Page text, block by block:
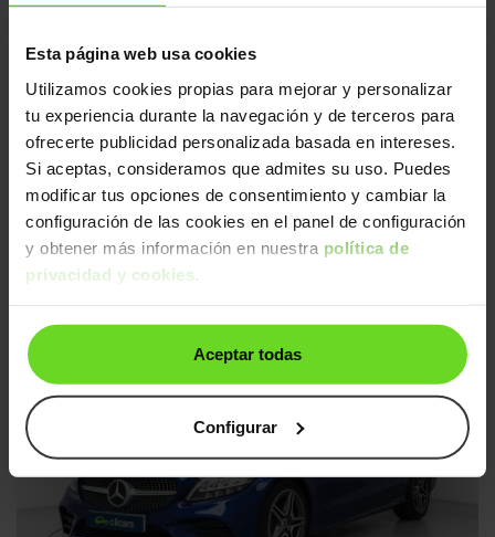
Esta página web usa cookies
Utilizamos cookies propias para mejorar y personalizar
tu experiencia durante la navegación y de terceros para
ofrecerte publicidad personalizada basada en intereses.
Si aceptas, consideramos que admites su uso. Puedes
modificar tus opciones de consentimiento y cambiar la
configuración de las cookies en el panel de configuración
y obtener más información en nuestra política de
privacidad y cookies
Aceptar todas
Configurar
Portón trasero eléctrico
Mercedes Clase C
C Estate 300e 9G-Tronic
38.990€
Híbrido enchufable /mes
Interior impecable
Ruedas delanteras nuevas